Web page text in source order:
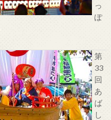
っ
ぽ
第
33
回
あ
ば
し